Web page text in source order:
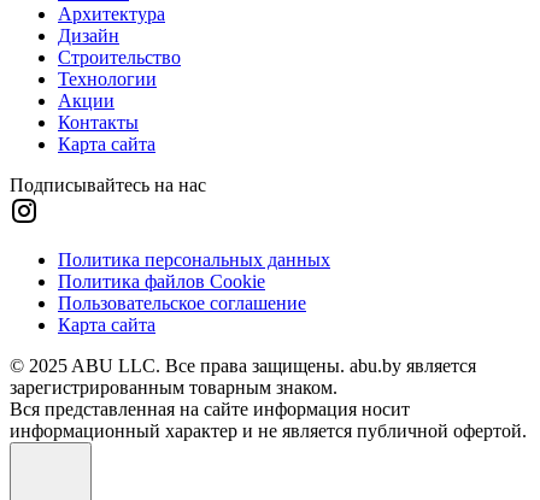
Архитектура
Дизайн
Строительство
Технологии
Акции
Контакты
Карта сайта
Подписывайтесь на нас
Политика персональных данных
Политика файлов Cookie
Пользовательское соглашение
Карта сайта
© 2025 ABU LLC. Все права защищены. abu.by является
зарегистрированным товарным знаком.
Вся представленная на сайте информация носит
информационный характер и не является публичной офертой.